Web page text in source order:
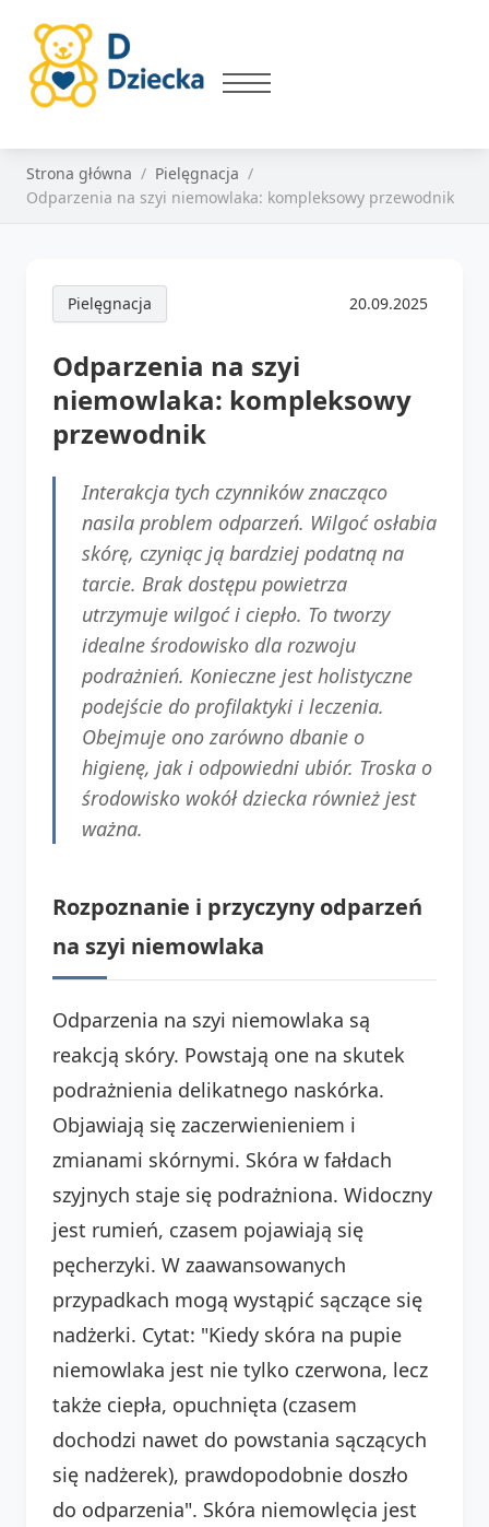
Strona główna
Pielęgnacja
Odparzenia na szyi niemowlaka: kompleksowy przewodnik
Pielęgnacja 20.09.2025
Odparzenia na szyi
niemowlaka: kompleksowy
przewodnik
Interakcja tych czynników znacząco
nasila problem odparzeń. Wilgoć osłabia
skórę, czyniąc ją bardziej podatną na
tarcie. Brak dostępu powietrza
utrzymuje wilgoć i ciepło. To tworzy
idealne środowisko dla rozwoju
podrażnień. Konieczne jest holistyczne
podejście do profilaktyki i leczenia.
Obejmuje ono zarówno dbanie o
higienę, jak i odpowiedni ubiór. Troska o
środowisko wokół dziecka również jest
ważna.
Rozpoznanie i przyczyny odparzeń
na szyi niemowlaka
Odparzenia na szyi niemowlaka są
reakcją skóry. Powstają one na skutek
podrażnienia delikatnego naskórka.
Objawiają się zaczerwienieniem i
zmianami skórnymi. Skóra w fałdach
szyjnych staje się podrażniona. Widoczny
jest rumień, czasem pojawiają się
pęcherzyki. W zaawansowanych
przypadkach mogą wystąpić sączące się
nadżerki. Cytat: "Kiedy skóra na pupie
niemowlaka jest nie tylko czerwona, lecz
także ciepła, opuchnięta (czasem
dochodzi nawet do powstania sączących
się nadżerek), prawdopodobnie doszło
do odparzenia". Skóra niemowlęcia jest